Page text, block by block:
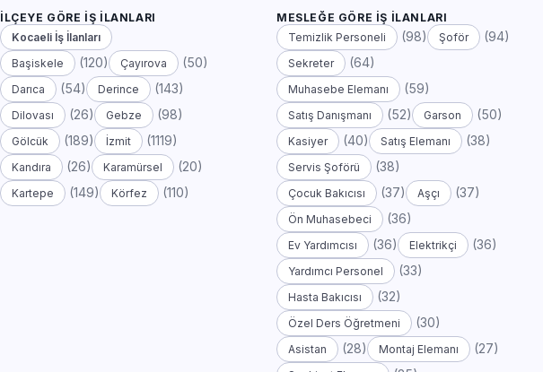
İLÇEYE GÖRE İŞ İLANLARI
Kocaeli İş İlanları
Başiskele
(120) Çayırova (50)
Darıca (54) Derince (143)
Dilovası (26) Gebze (98)
Gölcük (189) İzmit (1119)
Kandıra (26) Karamürsel (20)
Kartepe (149) Körfez (110)
MESLEĞE GÖRE İŞ İLANLARI
Temizlik Personeli
(98) Şoför (94)
Sekreter (64)
Muhasebe Elemanı (59)
Satış Danışmanı (52) Garson (50)
Kasiyer (40) Satış Elemanı (38)
Servis Şoförü (38)
Çocuk Bakıcısı (37) Aşçı (37)
Ön Muhasebeci (36)
Ev Yardımcısı (36) Elektrikçi (36)
Yardımcı Personel (33)
Hasta Bakıcısı (32)
Özel Ders Öğretmeni (30)
Asistan (28) Montaj Elemanı (27)